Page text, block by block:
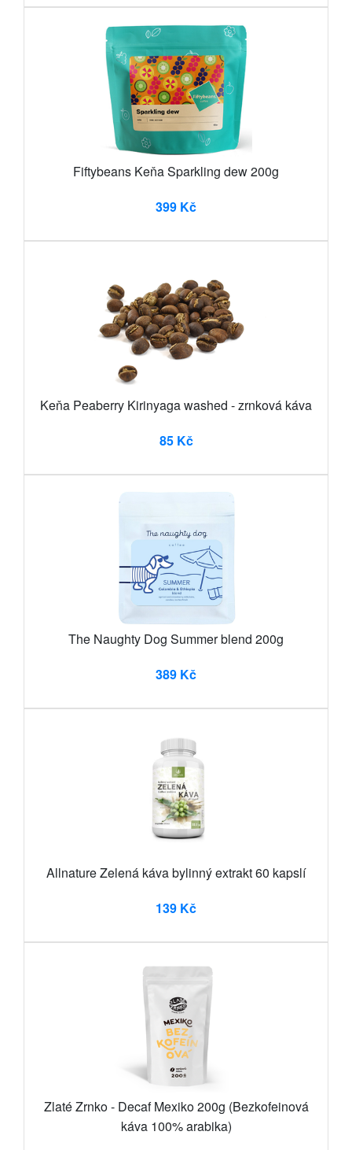
Fiftybeans Keňa Sparkling dew 200g
399 Kč
Keňa Peaberry Kirinyaga washed - zrnková káva
85 Kč
The Naughty Dog Summer blend 200g
389 Kč
Allnature Zelená káva bylinný extrakt 60 kapslí
139 Kč
Zlaté Zrnko - Decaf Mexiko 200g (Bezkofeinová
káva 100% arabika)